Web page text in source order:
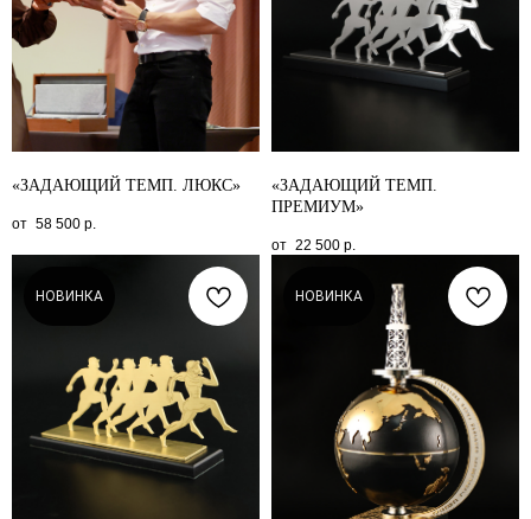
«ЗАДАЮЩИЙ ТЕМП. ЛЮКС»
58 500 р.
«ЗАДАЮЩИЙ ТЕМП.
ПРЕМИУМ»
22 500 р.
НОВИНКА НОВИНКА